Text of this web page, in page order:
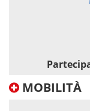
MOBILITÀ